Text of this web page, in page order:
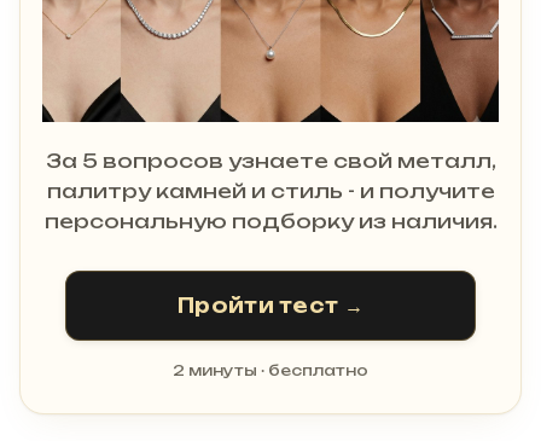
За 5 вопросов узнаете свой металл,
палитру камней и стиль - и получите
персональную подборку из наличия.
Пройти тест →
2 минуты · бесплатно